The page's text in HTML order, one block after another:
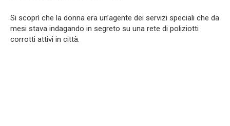
Si scoprì che la donna era un’agente dei servizi speciali che da
mesi stava indagando in segreto su una rete di poliziotti
corrotti attivi in città.